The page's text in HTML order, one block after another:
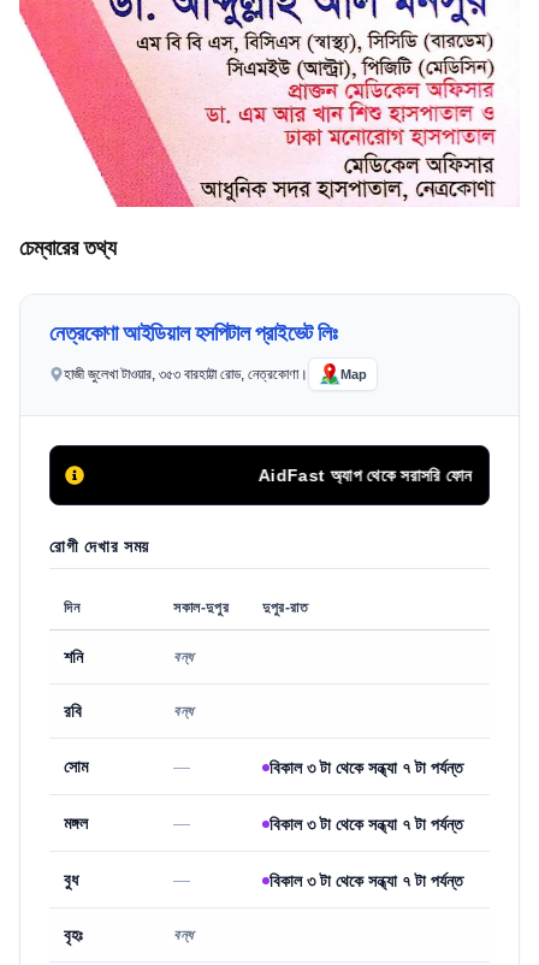
চেম্বারের তথ্য
নেত্রকোণা আইডিয়াল হসপিটাল প্রাইভেট লিঃ
হাজী জুলেখা টাওয়ার, ৩৫৩ বারহাট্টা রোড, নেত্রকোণা। Map
AidFast অ্যাপ থেকে সরাসরি ফোন কলের মাধ্যমে
রোগী দেখার সময়
দিন সকাল-দুপুর দুপুর-রাত
শনি বন্ধ
রবি বন্ধ
সোম — বিকাল ৩ টা থেকে সন্ধ্যা ৭ টা পর্যন্ত
মঙ্গল — বিকাল ৩ টা থেকে সন্ধ্যা ৭ টা পর্যন্ত
বুধ — বিকাল ৩ টা থেকে সন্ধ্যা ৭ টা পর্যন্ত
বৃহঃ বন্ধ